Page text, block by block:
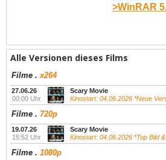
>WinRAR
Alle Versionen dieses Films
Filme .x264
27.06.26
00:00 Uhr
Scary Movie
Kinostart: 04.06.2026 *Neue
Filme . 720p
19.07.26
15:52 Uhr
Scary Movie
Kinostart: 04.06.2026 *Top Bild
Filme . 1080p